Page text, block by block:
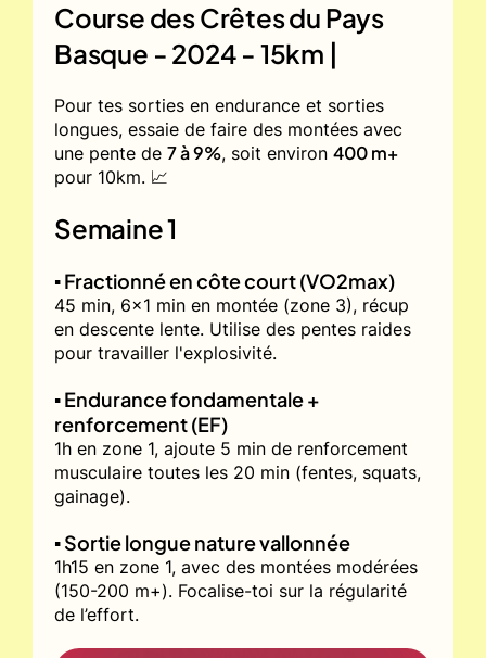
Course des Crêtes du Pays
Basque - 2024 - 15km |
Pour tes sorties en endurance et sorties
longues, essaie de faire des montées avec
une pente de 7 à 9%, soit environ 400 m+
pour 10km. 📈
Semaine 1
▪️ Fractionné en côte court (VO2max)
45 min, 6x1 min en montée (zone 3), récup
en descente lente. Utilise des pentes raides
pour travailler l'explosivité.
▪️ Endurance fondamentale +
renforcement (EF)
1h en zone 1, ajoute 5 min de renforcement
musculaire toutes les 20 min (fentes, squats,
gainage).
▪️ Sortie longue nature vallonnée
1h15 en zone 1, avec des montées modérées
(150-200 m+). Focalise-toi sur la régularité
de l’effort.